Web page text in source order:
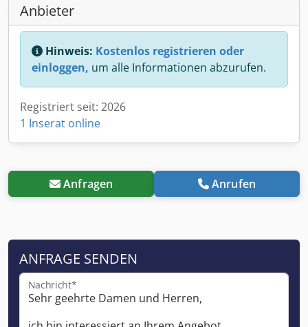
Anbieter
Hinweis: Kostenlos registrieren oder
einloggen, um alle Informationen abzurufen.
Registriert seit: 2026
1 Inserat online
Anfragen Anrufen
ANFRAGE SENDEN
Nachricht*